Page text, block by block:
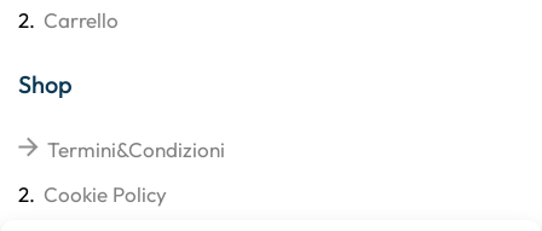
2. Carrello
Shop
Termini&Condizioni
2. Cookie Policy